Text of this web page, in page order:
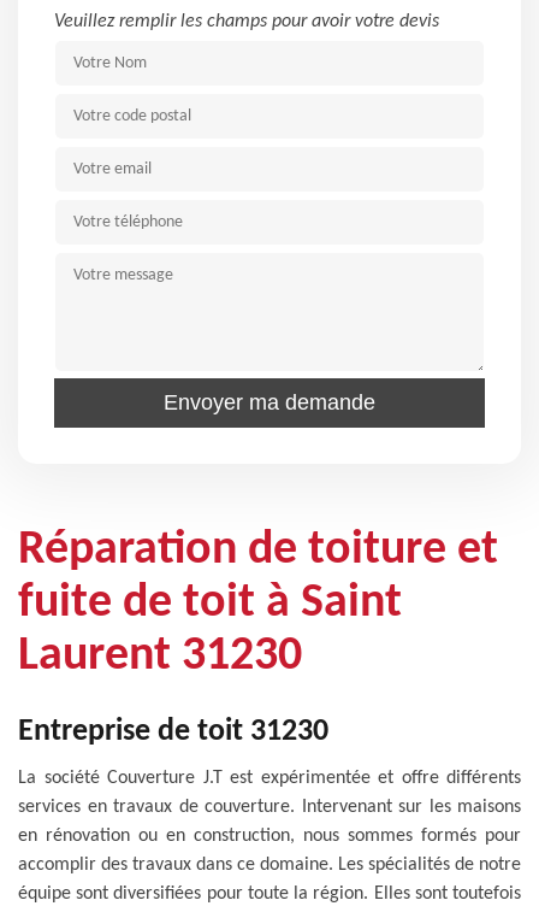
Veuillez remplir les champs pour avoir votre devis
Réparation de toiture et
fuite de toit à Saint
Laurent 31230
Entreprise de toit 31230
La société Couverture J.T est expérimentée et offre différents
services en travaux de couverture. Intervenant sur les maisons
en rénovation ou en construction, nous sommes formés pour
accomplir des travaux dans ce domaine. Les spécialités de notre
équipe sont diversifiées pour toute la région. Elles sont toutefois